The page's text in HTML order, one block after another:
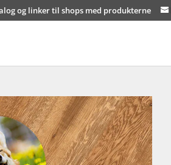
og linker til shops med produkterne